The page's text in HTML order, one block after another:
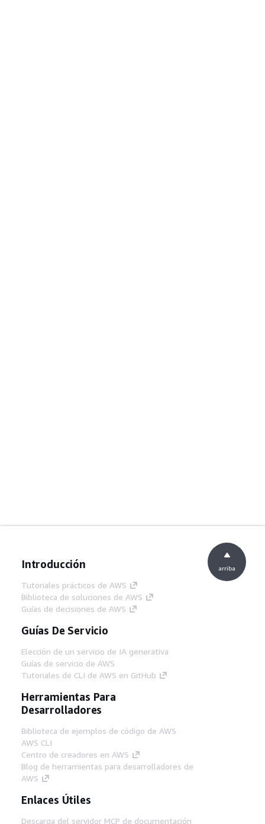
Introducción
Tutoriales prácticos de AWS
Biblioteca de soluciones de AWS
Guías de decisiones de AWS
Guías De Servicio
Elección de un servicio de IA generativa
Guías de servicio de AWS
Tutoriales de CLI de AWS en GitHub
Herramientas Para
Desarrolladores
Biblioteca de ejemplos de código de AWS
AWS CLI
Centro de creadores en AWS
Blog de herramientas para desarrolladores de
AWS
Enlaces Útiles
Descarga del servidor MCP de documentación
arriba